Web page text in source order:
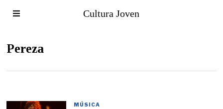
Cultura Joven
Pereza
MÚSICA